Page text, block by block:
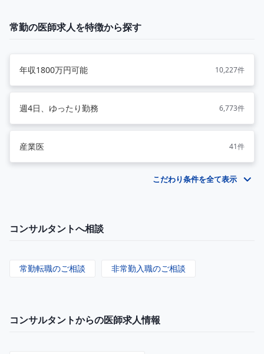
常勤の医師求人を特徴から探す
年収1800万円可能 10,227件
週4日、ゆったり勤務 6,773件
産業医 41件
こだわり条件を全て表示
コンサルタントへ相談
常勤転職のご相談 非常勤入職のご相談
コンサルタントからの医師求人情報